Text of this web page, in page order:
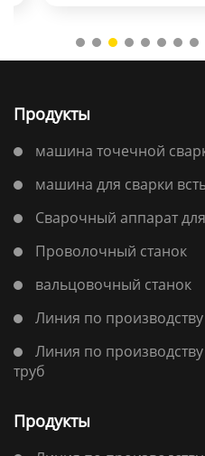
Продукты
машина точечной
машина для сварки
Сварочный аппарат
Проволочный станок
вальцовочный станок
Линия по производству
Линия по
труб
Продукты